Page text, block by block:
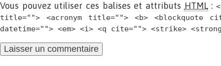
Vous pouvez utiliser ces balises et attributs HTML:
title=""> <acronym title=""> <b> <blockquote
datetime=""> <em> <i> <q cite=""> <strike>